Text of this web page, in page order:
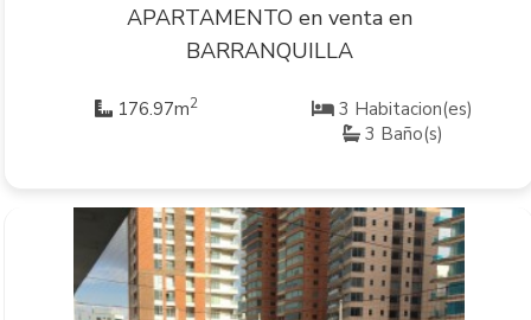
APARTAMENTO en venta en
BARRANQUILLA
176.97m2
3 Habitacion(es)
3 Baño(s)